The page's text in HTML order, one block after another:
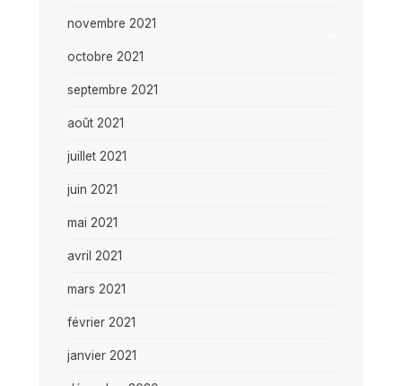
novembre 2021
octobre 2021
septembre 2021
août 2021
juillet 2021
juin 2021
mai 2021
avril 2021
mars 2021
février 2021
janvier 2021